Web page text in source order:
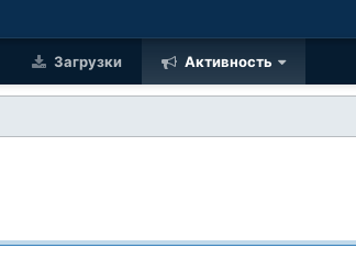
Загрузки Активность